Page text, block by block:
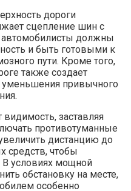
дороги
сцепление шин с
автомобилисты должны
и быть готовыми к
пути. Кроме того,
также создает
уменьшения привычного
заставляя
противотуманные
дистанцию до
средств, чтобы
В условиях мощной
обстановку на месте,
особенно